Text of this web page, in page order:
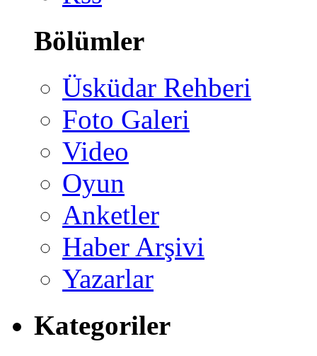
Bölümler
Üsküdar Rehberi
Foto Galeri
Video
Oyun
Anketler
Haber Arşivi
Yazarlar
Kategoriler